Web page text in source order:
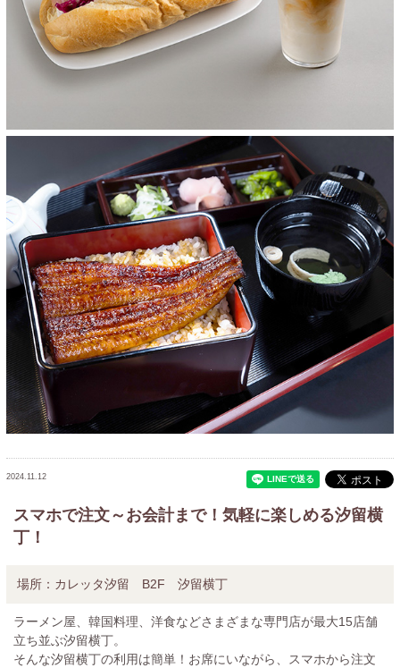
2024.11.12
スマホで注文～お会計まで！気軽に楽しめる汐留横
丁！
場所： カレッタ汐留 B2F 汐留横丁
ラーメン屋、韓国料理、洋食などさまざまな専門店が最大15店舗
立ち並ぶ汐留横丁。
そんな汐留横丁の利用は簡単！お席にいながら、スマホから注文